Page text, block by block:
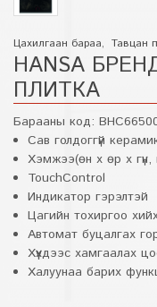
Цахилгаан бараа, Тавцан
HANSA
ПЛИТКА
Барааны код:
Сав голдоггүй
Хэмжээ(өн x өр x гүн,
TouchControl
Индикатор гэрэлтэй
Цагийн тохиргоо
Автомат буцалгах
Хүүхдээс хамгаалах
Халуунаа барих